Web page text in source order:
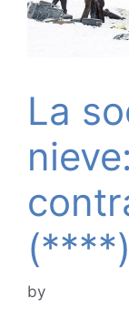
La
(****)
by